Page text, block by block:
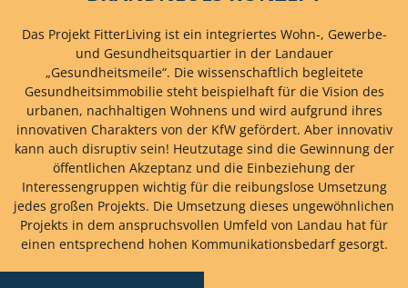
Das Projekt FitterLiving ist ein integriertes Wohn-, Gewerbe-
und Gesundheitsquartier in der Landauer
„Gesundheitsmeile“. Die wissenschaftlich begleitete
Gesundheitsimmobilie steht beispielhaft für die Vision des
urbanen, nachhaltigen Wohnens und wird aufgrund ihres
innovativen Charakters von der KfW gefördert. Aber innovativ
kann auch disruptiv sein! Heutzutage sind die Gewinnung der
öffentlichen Akzeptanz und die Einbeziehung der
Interessengruppen wichtig für die reibungslose Umsetzung
jedes großen Projekts. Die Umsetzung dieses ungewöhnlichen
Projekts in dem anspruchsvollen Umfeld von Landau hat für
einen entsprechend hohen Kommunikationsbedarf gesorgt.